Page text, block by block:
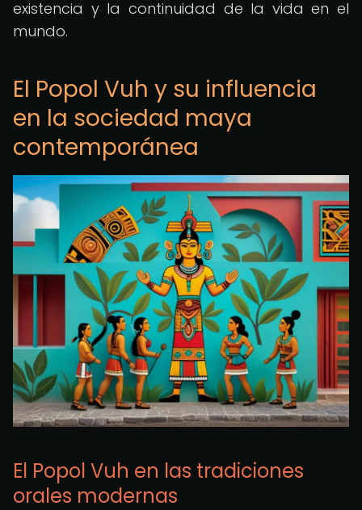
existencia y la continuidad de la vida en el
mundo.
El Popol Vuh y su influencia
en la sociedad maya
contemporánea
El Popol Vuh en las tradiciones
orales modernas